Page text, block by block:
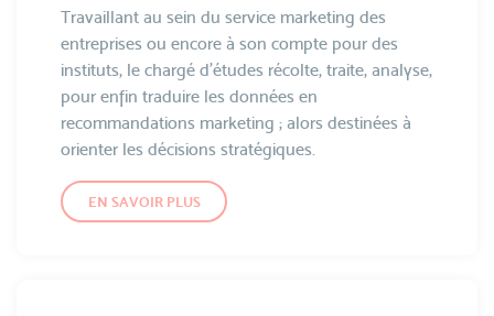
Travaillant au sein du service marketing des
entreprises ou encore à son compte pour des
instituts, le chargé d’études récolte, traite, analyse,
pour enfin traduire les données en
recommandations marketing ; alors destinées à
orienter les décisions stratégiques.
EN SAVOIR PLUS